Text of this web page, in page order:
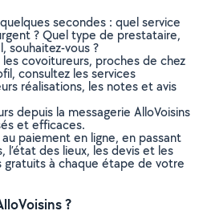
secondes : quel service
? Quel type de prestataire,
souhaitez-vous ?
covoitureurs, proches de chez
consultez les services
réalisations, les notes et avis
depuis la messagerie AlloVoisins
et efficaces.
paiement en ligne, en passant
l’état des lieux, les devis et les
gratuits à chaque étape de votre
?